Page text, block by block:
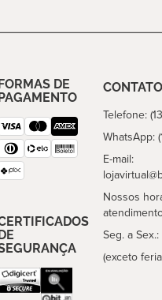
DE
CONTATO
Telefone:
WhatsApp:
E-mail:
Nossos
Seg. a
(exceto